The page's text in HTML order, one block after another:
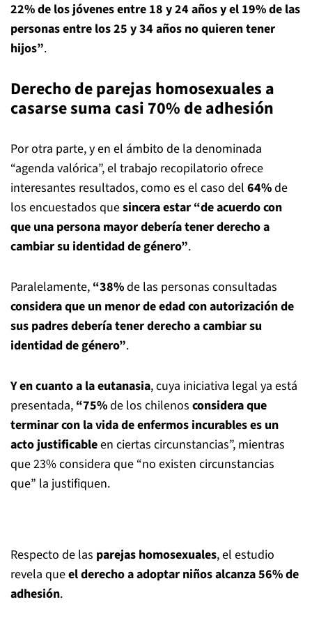
22% de los jóvenes entre 18 y 24 años y el 19% de las
personas entre los 25 y 34 años no quieren tener
hijos”.
Derecho de parejas homosexuales a
casarse suma casi 70% de adhesión
Por otra parte, y en el ámbito de la denominada
“agenda valórica”, el trabajo recopilatorio ofrece
interesantes resultados, como es el caso del 64%de
los encuestados quesincera estar “de acuerdo con
que una persona mayor debería tener derecho a
cambiar su identidad de género”.
Paralelamente, “38%de las personas consultadas
considera que un menor de edad con autorización de
sus padres debería tener derecho a cambiar su
identidad de género”.
Y en cuanto a la eutanasia, cuya iniciativa legal ya está
presentada, “75%de los chilenos considera que
terminar con la vida de enfermos incurables es un
acto justificableen ciertas circunstancias”, mientras
que 23% considera que “no existen circunstancias
que” la justifiquen.
Respecto de las parejas homosexuales, el estudio
revela queel derecho a adoptar niños alcanza 56% de
adhesión.